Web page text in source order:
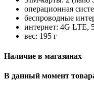
операционная
беспроводные
интернет: 4G LTE,
вес: 195 г
Наличие в магазинах
В данный момент